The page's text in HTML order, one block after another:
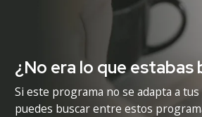
¿No era lo que estabas
Si este programa no se adapta a tus
puedes buscar entre estos